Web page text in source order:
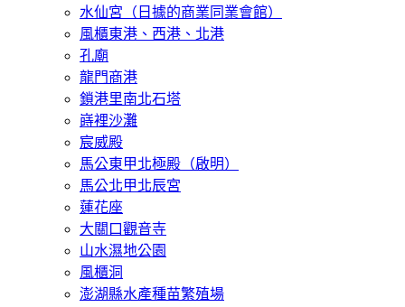
水仙宮（日據的商業同業會館）
風櫃東港、西港、北港
孔廟
龍門商港
鎖港里南北石塔
嵵裡沙灘
宸威殿
馬公東甲北極殿（啟明）
馬公北甲北辰宮
蓮花座
大關口觀音寺
山水濕地公園
風櫃洞
澎湖縣水產種苗繁殖場